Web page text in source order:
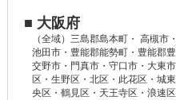
■ 大阪府
（全域）三島郡島本町・ 高槻市
池田市・豊能郡能勢町・豊能郡
交野市・門真市・守口市・大東
区・生野区・北区・此花区・城
央区・鶴見区・天王寺区・浪速